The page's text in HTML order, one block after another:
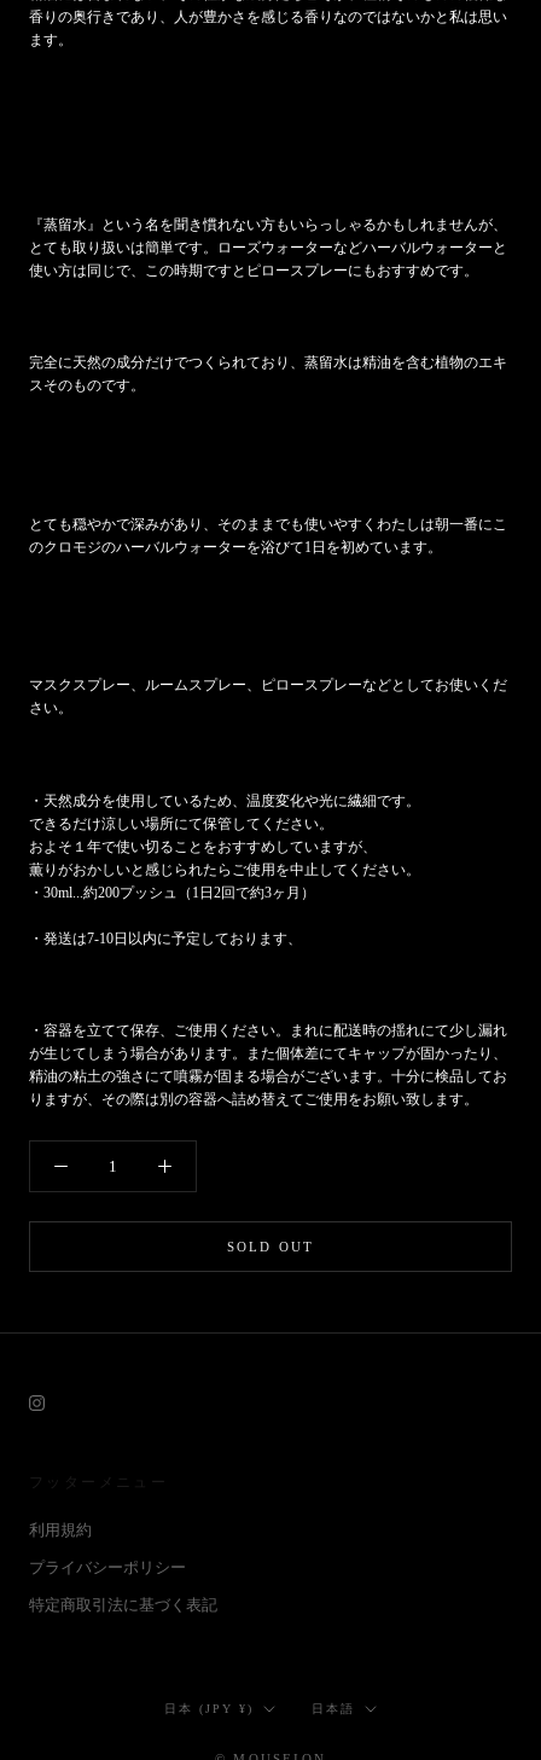
香りの奥行きであり、人が豊かさを感じる香りなのではないかと私は思い
ます。
『蒸留水』という名を聞き慣れない方もいらっしゃるかもしれませんが、
とても取り扱いは簡単です。ローズウォーターなどハーバルウォーターと
使い方は同じで、この時期ですとピロースプレーにもおすすめです。
完全に天然の成分だけでつくられており、蒸留水は精油を含む植物のエキ
スそのものです。
とても穏やかで深みがあり、そのままでも使いやすくわたしは朝一番にこ
のクロモジのハーバルウォーターを浴びて1日を初めています。
マスクスプレー、ルームスプレー、ピロースプレーなどとしてお使いくだ
さい。
・天然成分を使用しているため、温度変化や光に繊細です。
できるだけ涼しい場所にて保管してください。
およそ１年で使い切ることをおすすめしていますが、
薫りがおかしいと感じられたらご使用を中止してください。
・30ml...約200プッシュ（1日2回で約3ヶ月）
・発送は7-10日以内に予定しております、
・容器を立てて保存、ご使用ください。まれに配送時の揺れにて少し漏れ
が生じてしまう場合があります。また個体差にてキャップが固かったり、
精油の粘土の強さにて噴霧が固まる場合がございます。十分に検品してお
りますが、その際は別の容器へ詰め替えてご使用をお願い致します。
SOLD OUT
フッターメニュー
利用規約
プライバシーポリシー
特定商取引法に基づく表記
国/
日本 (JPY ¥)
言
日本語